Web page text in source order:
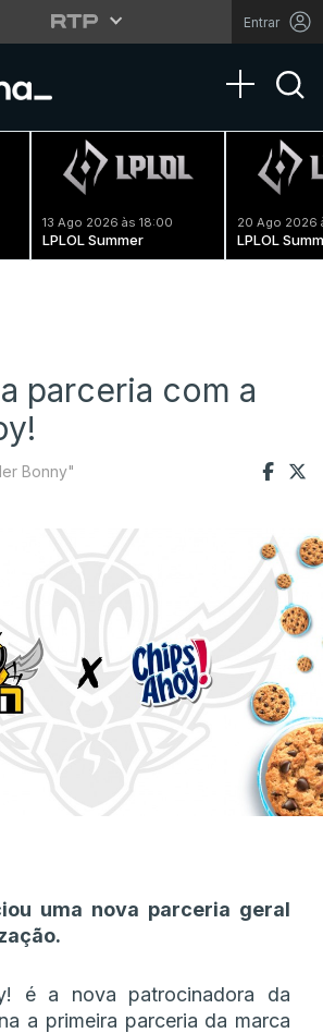
Entrar
Toggle
13 Ago 2026 às 18:00
LPLOL Summer
20 Ago 2026
LPLOL
parceria com a
Bonny"
uma nova parceria geral
é a nova patrocinadora da
a primeira parceria da marca